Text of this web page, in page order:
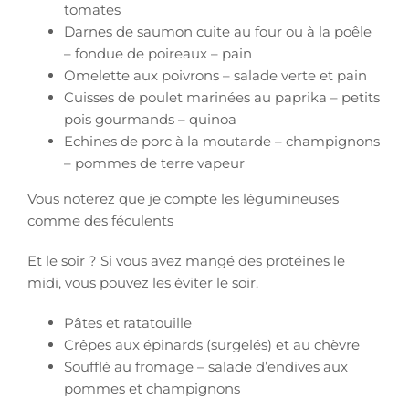
tomates
Darnes de saumon cuite au four ou à la poêle
– fondue de poireaux – pain
Omelette aux poivrons – salade verte et pain
Cuisses de poulet marinées au paprika – petits
pois gourmands – quinoa
Echines de porc à la moutarde – champignons
– pommes de terre vapeur
Vous noterez que je compte les légumineuses
comme des féculents
Et le soir ? Si vous avez mangé des protéines le
midi, vous pouvez les éviter le soir.
Pâtes et ratatouille
Crêpes aux épinards (surgelés) et au chèvre
Soufflé au fromage – salade d’endives aux
pommes et champignons